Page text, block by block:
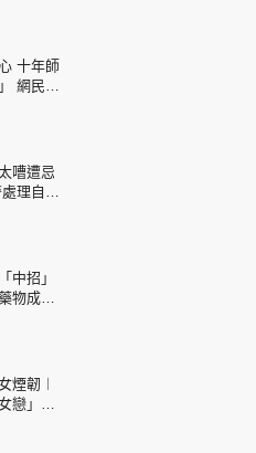
reserved.
網民憂
嘈遭忌
理自責
倩揚齊
」
中招」
物成分
身符
煙韌︱
戀」
距最大
李龍